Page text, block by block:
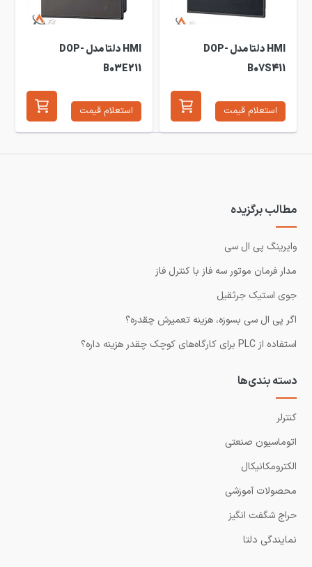
HMI دلتا مدل DOP-
B07S411
استعلام قیمت
HMI دلتا مدل DOP-
B03E211
استعلام قیمت
مطالب برگزیده
وایرینگ پی ال سی
مدار فرمان موتور سه فاز با کنترل فاز
جوی استیک جرثقیل
اگر پی ال سی بسوزه، هزینه تعمیرش چقدره؟
استفاده از PLC برای کارگاه‌های کوچک چقدر هزینه داره؟
دسته بندی‌ها
کنترلر
اتوماسیون صنعتی
الکترومکانیکال
محصولات آموزشی
حراج شگفت انگیز
نمایندگی دلتا